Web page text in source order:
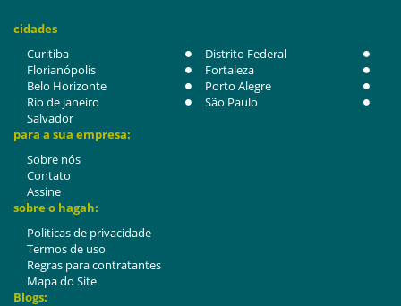
cidades
Curitiba
Distrito Federal
Florianópolis
Fortaleza
Belo Horizonte
Porto Alegre
Rio de janeiro
São Paulo
Salvador
para a sua empresa:
Sobre nós
Contato
Assine
sobre o hagah:
Politicas de privacidade
Termos de uso
Regras para contratantes
Mapa do Site
Blogs: